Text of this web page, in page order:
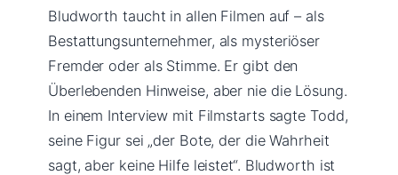
Bludworth taucht in allen Filmen auf – als
Bestattungsunternehmer, als mysteriöser
Fremder oder als Stimme. Er gibt den
Überlebenden Hinweise, aber nie die Lösung.
In einem Interview mit Filmstarts sagte Todd,
seine Figur sei „der Bote, der die Wahrheit
sagt, aber keine Hilfe leistet“. Bludworth ist